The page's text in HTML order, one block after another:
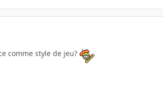
comme style de jeu?